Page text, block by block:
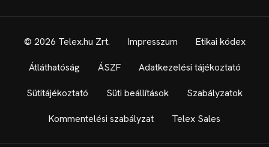
© 2026 Telex.hu Zrt. Impresszum Etikai kódex
Átláthatóság ÁSZF Adatkezelési tájékoztató
Sütitájékoztató Süti beállítások Szabályzatok
Kommentelési szabályzat Telex Sales